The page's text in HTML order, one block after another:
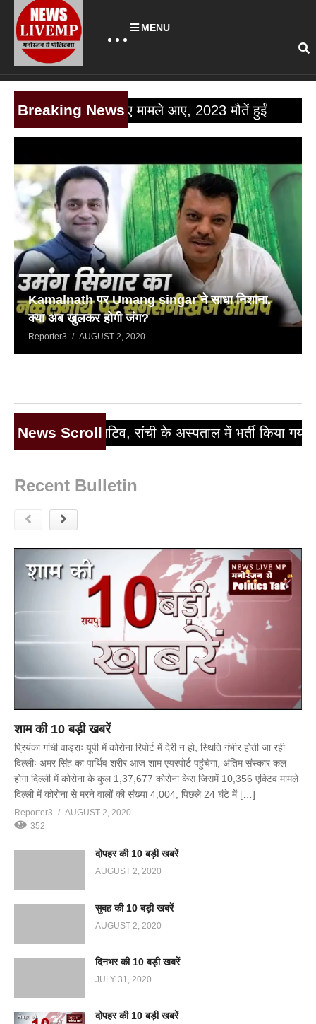
MENU
Breaking News
आए, 2023 मौतें हुईं
Kamalnath पर Umang singar ने साधा निशाना.
क्या अब खुलकर होगी जंग?
Reporter3 AUGUST 2, 2020
News Scroll
रांची के अस्पताल में भर्ती किया गया सरकार ने
Recent Bulletin
शाम की 10 बड़ी खबरें
प्रियंका गांधी वाड्राः यूपी में कोरोना रिपोर्ट में देरी न हो, स्थिति गंभीर होती जा रही
दिल्लीः अमर सिंह का पार्थिव शरीर आज शाम एयरपोर्ट पहुंचेगा, अंतिम संस्कार कल
होगा दिल्ली में कोरोना के कुल 1,37,677 कोरोना केस जिसमें 10,356 एक्टिव मामले
दिल्ली में कोरोना से मरने वालों की संख्या 4,004, पिछले 24 घंटे में […]
Reporter3
AUGUST 2, 2020
352
दोपहर की 10 बड़ी खबरें
AUGUST 2, 2020
सुबह की 10 बड़ी खबरें
AUGUST 2, 2020
दिनभर की 10 बड़ी खबरें
JULY 31, 2020
दोपहर की 10 बड़ी खबरें